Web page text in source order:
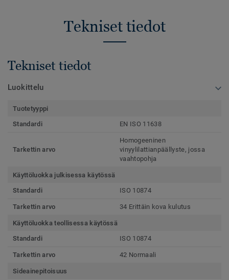
Tekniset tiedot
Tekniset tiedot
Luokittelu
Tuotetyyppi
Standardi
EN ISO 11638
Tarkettin arvo
Homogeeninen
vinyylilattianpäällyste, jossa
vaahtopohja
Käyttöluokka julkisessa käytössä
Standardi
ISO 10874
Tarkettin arvo 34 Erittäin kova kulutus
Käyttöluokka teollisessa käytössä
Standardi
ISO 10874
Tarkettin arvo 42 Normaali
Sideainepitoisuus